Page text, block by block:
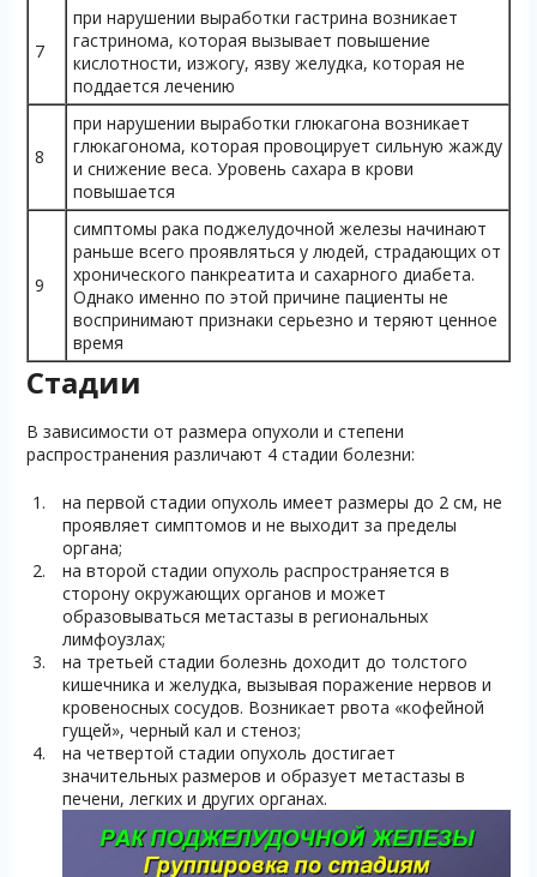
7
при нарушении выработки гастрина возникает
гастринома, которая вызывает повышение
кислотности, изжогу, язву желудка, которая не
поддается лечению
8
при нарушении выработки глюкагона возникает
глюкагонома, которая провоцирует сильную жажду
и снижение веса. Уровень сахара в крови
повышается
9
симптомы рака поджелудочной железы начинают
раньше всего проявляться у людей, страдающих от
хронического панкреатита и сахарного диабета.
Однако именно по этой причине пациенты не
воспринимают признаки серьезно и теряют ценное
время
Стадии
В зависимости от размера опухоли и степени
распространения различают 4 стадии болезни:
на первой стадии опухоль имеет размеры до 2 см, не
проявляет симптомов и не выходит за пределы
органа;
на второй стадии опухоль распространяется в
сторону окружающих органов и может
образовываться метастазы в региональных
лимфоузлах;
на третьей стадии болезнь доходит до толстого
кишечника и желудка, вызывая поражение нервов и
кровеносных сосудов. Возникает рвота «кофейной
гущей», черный кал и стеноз;
на четвертой стадии опухоль достигает
значительных размеров и образует метастазы в
печени, легких и других органах.